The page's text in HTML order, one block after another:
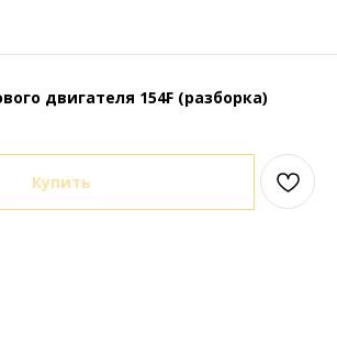
двигателя 154F (разборка)
Купить